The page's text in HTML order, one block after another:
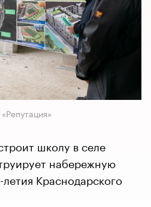
школу в селе
набережную
Краснодарского